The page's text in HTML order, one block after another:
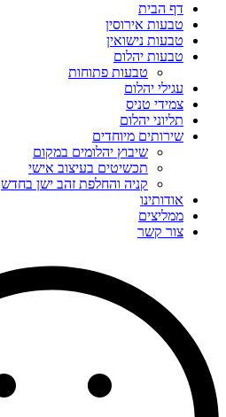
דף הבית
טבעות אירוסין
טבעות נישואין
טבעות יהלום
טבעות פתוחות
עגילי יהלום
צמידי טניס
תליוני יהלום
שירותים מיוחדים
שיבוץ יהלומים במקום
תכשיטים בעיצוב אישי
קניה והחלפת זהב ישן בחדש
אודותינו
ממליצים
צור קשר